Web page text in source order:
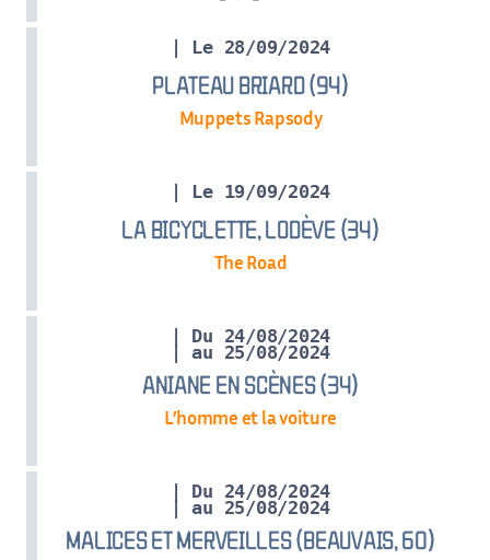
| Le 28/09/2024
PLATEAU BRIARD (94)
Muppets Rapsody
| Le 19/09/2024
LA BICYCLETTE, LODÈVE (34)
The Road
| Du 24/08/2024
ANIANE EN SCÈNES (34)
| au 25/08/2024
L’homme et la voiture
| Du 24/08/2024
MALICES ET MERVEILLES (BEAUVAIS, 60)
| au 25/08/2024